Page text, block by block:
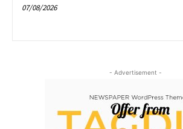
07/08/2026
- Advertisement -